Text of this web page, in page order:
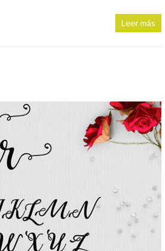
Leer más